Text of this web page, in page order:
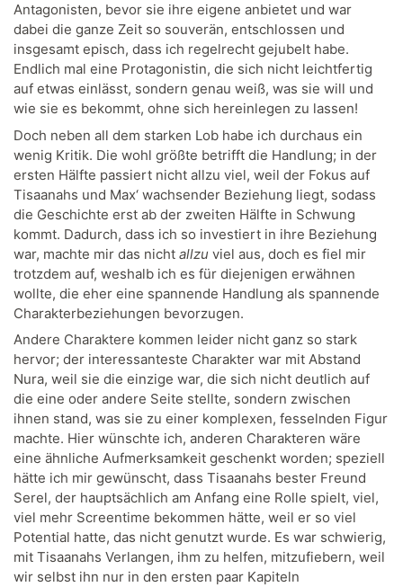
Antagonisten, bevor sie ihre eigene anbietet und war
dabei die ganze Zeit so souverän, entschlossen und
insgesamt episch, dass ich regelrecht gejubelt habe.
Endlich mal eine Protagonistin, die sich nicht leichtfertig
auf etwas einlässt, sondern genau weiß, was sie will und
wie sie es bekommt, ohne sich hereinlegen zu lassen!
Doch neben all dem starken Lob habe ich durchaus ein
wenig Kritik. Die wohl größte betrifft die Handlung; in der
ersten Hälfte passiert nicht allzu viel, weil der Fokus auf
Tisaanahs und Max‘ wachsender Beziehung liegt, sodass
die Geschichte erst ab der zweiten Hälfte in Schwung
kommt. Dadurch, dass ich so investiert in ihre Beziehung
war, machte mir das nicht allzu viel aus, doch es fiel mir
trotzdem auf, weshalb ich es für diejenigen erwähnen
wollte, die eher eine spannende Handlung als spannende
Charakterbeziehungen bevorzugen.
Andere Charaktere kommen leider nicht ganz so stark
hervor; der interessanteste Charakter war mit Abstand
Nura, weil sie die einzige war, die sich nicht deutlich auf
die eine oder andere Seite stellte, sondern zwischen
ihnen stand, was sie zu einer komplexen, fesselnden Figur
machte. Hier wünschte ich, anderen Charakteren wäre
eine ähnliche Aufmerksamkeit geschenkt worden; speziell
hätte ich mir gewünscht, dass Tisaanahs bester Freund
Serel, der hauptsächlich am Anfang eine Rolle spielt, viel,
viel mehr Screentime bekommen hätte, weil er so viel
Potential hatte, das nicht genutzt wurde. Es war schwierig,
mit Tisaanahs Verlangen, ihm zu helfen, mitzufiebern, weil
wir selbst ihn nur in den ersten paar Kapiteln